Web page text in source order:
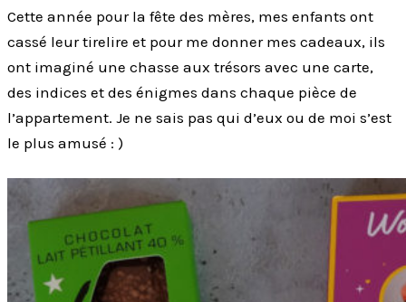
Cette année pour la fête des mères, mes enfants ont
cassé leur tirelire et pour me donner mes cadeaux, ils
ont imaginé une chasse aux trésors avec une carte,
des indices et des énigmes dans chaque pièce de
l’appartement. Je ne sais pas qui d’eux ou de moi s’est
le plus amusé : )